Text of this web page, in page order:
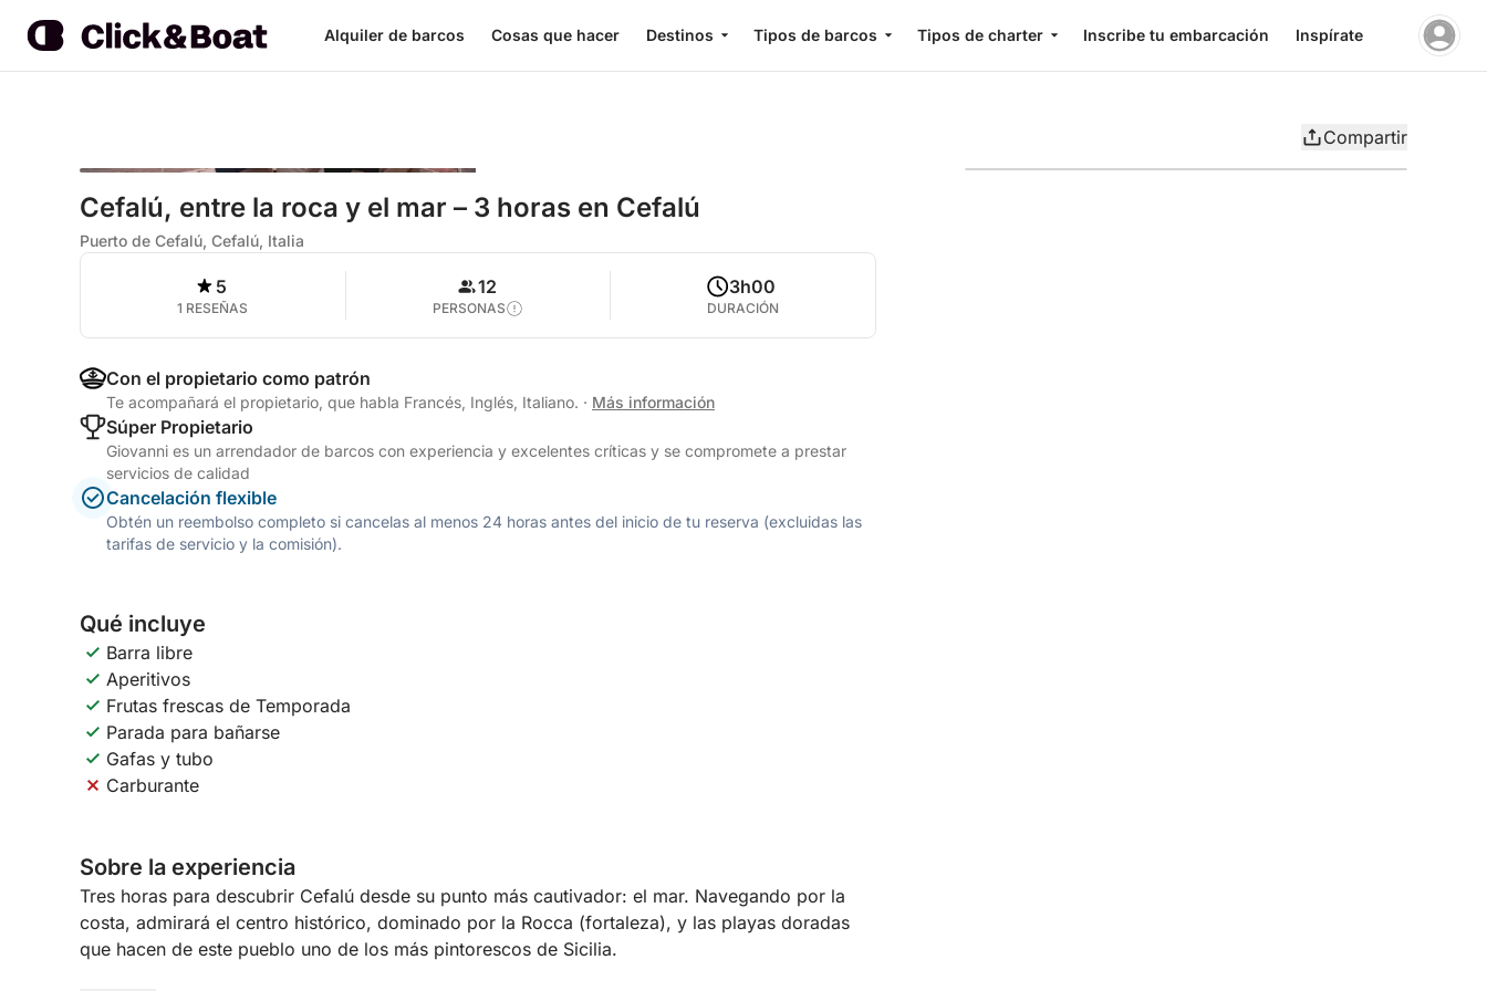
Alquiler de barcos Cosas que hacer Destinos Tipos de barcos Tipos de charter Inscribe tu embarcación Inspírate
Compartir
Cefalú, entre la roca y el mar – 3 horas en Cefalú
Puerto de Cefalú, Cefalú, Italia
5
1 RESEÑAS
12
PERSONAS
3h00
DURACIÓN
Con el propietario como patrón
Te acompañará el propietario, que habla Francés, Inglés, Italiano. · Más información
Súper Propietario
Giovanni es un arrendador de barcos con experiencia y excelentes críticas y se compromete a prestar
servicios de calidad
Cancelación flexible
Obtén un reembolso completo si cancelas al menos 24 horas antes del inicio de tu reserva (excluidas las
tarifas de servicio y la comisión).
Qué incluye
Barra libre
Aperitivos
Frutas frescas de Temporada
Parada para bañarse
Gafas y tubo
Carburante
Sobre la experiencia
Tres horas para descubrir Cefalú desde su punto más cautivador: el mar. Navegando por la
costa, admirará el centro histórico, dominado por la Rocca (fortaleza), y las playas doradas
que hacen de este pueblo uno de los más pintorescos de Sicilia.